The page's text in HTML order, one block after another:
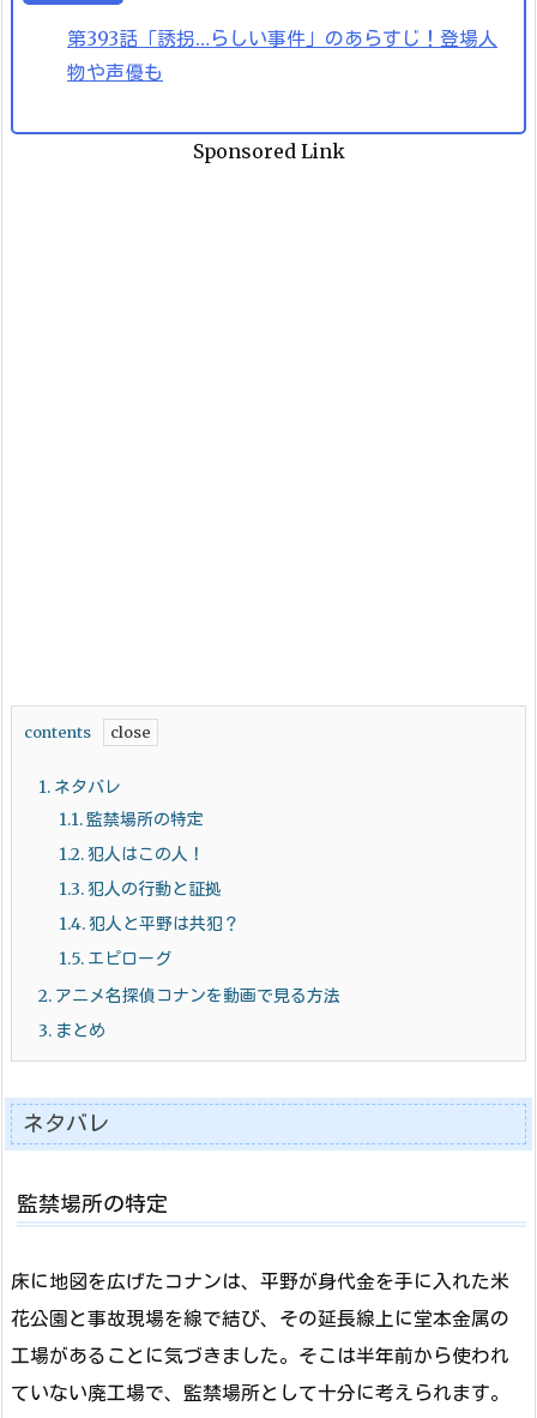
第393話「誘拐…らしい事件」のあらすじ！登場人
物や声優も
Sponsored Link
contents
1. ネタバレ
1.1.監禁場所の特定
1.2.犯人はこの人！
1.3.犯人の行動と証拠
1.4.犯人と平野は共犯？
1.5. エピローグ
2. アニメ名探偵コナンを動画で見る方法
3. まとめ
ネタバレ
監禁場所の特定
床に地図を広げたコナンは、平野が身代金を手に入れた米
花公園と事故現場を線で結び、その延長線上に堂本金属の
工場があることに気づきました。そこは半年前から使われ
ていない廃工場で、監禁場所として十分に考えられます。